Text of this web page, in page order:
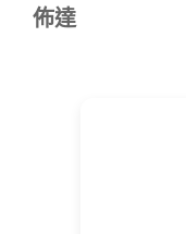
佈達